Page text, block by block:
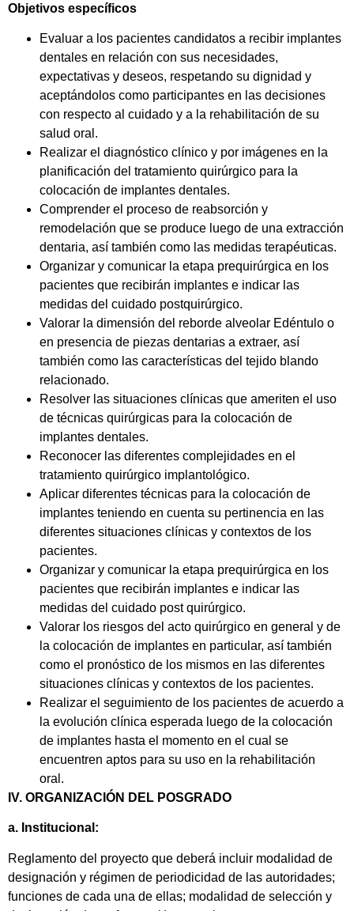
Objetivos específicos
Evaluar a los pacientes candidatos a recibir implantes
dentales en relación con sus necesidades,
expectativas y deseos, respetando su dignidad y
aceptándolos como participantes en las decisiones
con respecto al cuidado y a la rehabilitación de su
salud oral.
Realizar el diagnóstico clínico y por imágenes en la
planificación del tratamiento quirúrgico para la
colocación de implantes dentales.
Comprender el proceso de reabsorción y
remodelación que se produce luego de una extracción
dentaria, así también como las medidas terapéuticas.
Organizar y comunicar la etapa prequirúrgica en los
pacientes que recibirán implantes e indicar las
medidas del cuidado postquirúrgico.
Valorar la dimensión del reborde alveolar Edéntulo o
en presencia de piezas dentarias a extraer, así
también como las características del tejido blando
relacionado.
Resolver las situaciones clínicas que ameriten el uso
de técnicas quirúrgicas para la colocación de
implantes dentales.
Reconocer las diferentes complejidades en el
tratamiento quirúrgico implantológico.
Aplicar diferentes técnicas para la colocación de
implantes teniendo en cuenta su pertinencia en las
diferentes situaciones clínicas y contextos de los
pacientes.
Organizar y comunicar la etapa prequirúrgica en los
pacientes que recibirán implantes e indicar las
medidas del cuidado post quirúrgico.
Valorar los riesgos del acto quirúrgico en general y de
la colocación de implantes en particular, así también
como el pronóstico de los mismos en las diferentes
situaciones clínicas y contextos de los pacientes.
Realizar el seguimiento de los pacientes de acuerdo a
la evolución clínica esperada luego de la colocación
de implantes hasta el momento en el cual se
encuentren aptos para su uso en la rehabilitación
oral.
IV. ORGANIZACIÓN DEL POSGRADO
a. Institucional:
Reglamento del proyecto que deberá incluir modalidad de
designación y régimen de periodicidad de las autoridades;
funciones de cada una de ellas; modalidad de selección y